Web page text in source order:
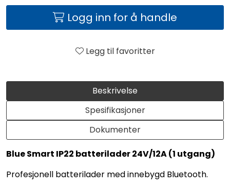
Beskrivelse
Spesifikasjoner
Dokumenter
Blue Smart IP22 batterilader 24V/12A (1 utgang)
Profesjonell batterilader med innebygd Bluetooth.
Logg inn for å handle
Legg til favoritter